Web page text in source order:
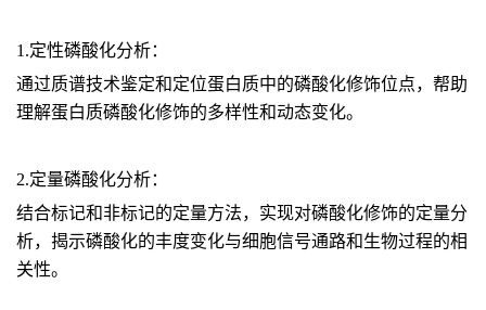
1.定性磷酸化分析：
通过质谱技术鉴定和定位蛋白质中的磷酸化修饰位点，帮助
理解蛋白质磷酸化修饰的多样性和动态变化。
2.定量磷酸化分析：
结合标记和非标记的定量方法，实现对磷酸化修饰的定量分
析，揭示磷酸化的丰度变化与细胞信号通路和生物过程的相
关性。